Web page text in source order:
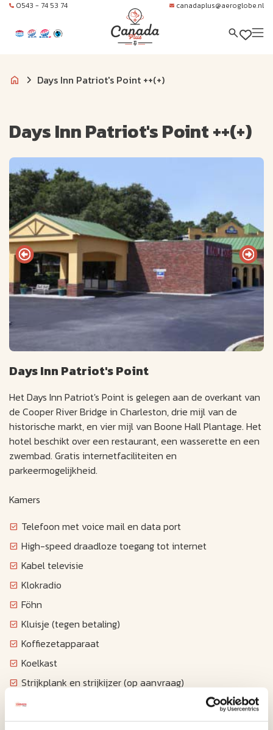
0543 - 74 53 74 canadaplus@aeroglobe.nl
Days Inn Patriot's Point ++(+)
Days Inn Patriot's Point ++(+)
Days Inn Patriot's Point
Het Days Inn Patriot's Point is gelegen aan de overkant van
de Cooper River Bridge in Charleston, drie mijl van de
historische markt, en vier mijl van Boone Hall Plantage. Het
hotel beschikt over een restaurant, een wasserette en een
zwembad. Gratis internetfaciliteiten en
parkeermogelijkheid.
Kamers
Telefoon met voice mail en data port
High-speed draadloze toegang tot internet
Kabel televisie
Klokradio
Föhn
Kluisje (tegen betaling)
Koffiezetapparaat
Koelkast
Strijkplank en strijkijzer (op aanvraag)
Magnetron